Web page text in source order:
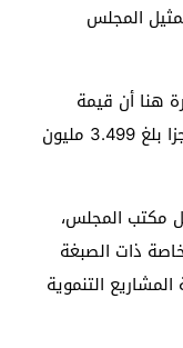
المجلس
على ميزانية 2025. وتجدر الإشارة هنا أن قيمة
الإيرادات بلغت 63.493 مليون درهم مقابل النفقات التي قدرت ب 66.992 مليون درهم، مما سجل عجزا بلغ 3.499 مليون
مكتب المجلس،
ذات الصبغة
التنموية